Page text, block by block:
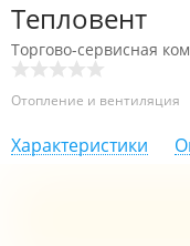
Тепловент
Торгово-сервисная
Отопление и вентиляция
Характеристики